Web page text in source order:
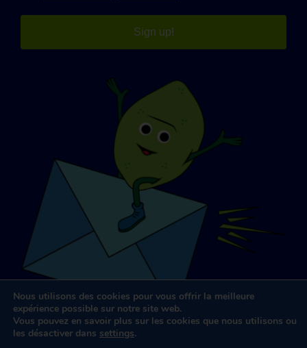
Sign up!
Nous utilisons des cookies pour vous offrir la meilleure
expérience possible sur notre site web.
Vous pouvez en savoir plus sur les cookies que nous utilisons ou
les désactiver dans settings.